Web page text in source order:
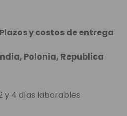
y costos de entrega
Polonia, Republica
y 4 días laborables